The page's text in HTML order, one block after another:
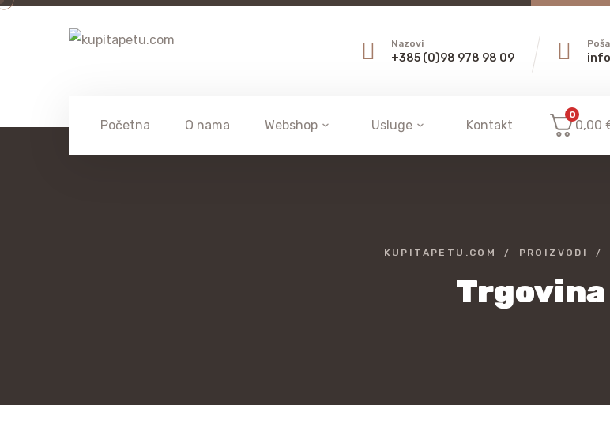
Nazovi
+385 (0)98 978 98 09
Početna O nama Webshop Usluge Kontakt
0
0,00
KUPITAPETU.COM PROIZVODI
Trgovina